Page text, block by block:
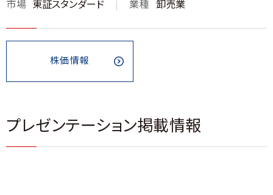
市場 東証スタンダード 業種 卸売業
株価情報
プレゼンテーション掲載情報